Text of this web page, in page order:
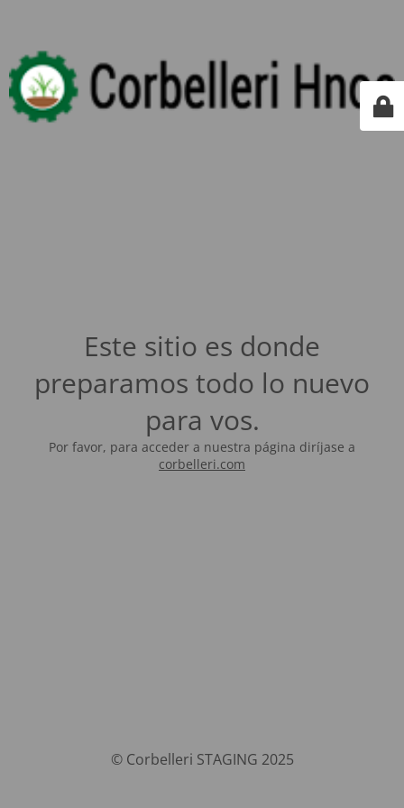
Este sitio es donde
preparamos todo lo nuevo
para vos.
Por favor, para acceder a nuestra página diríjase a
corbelleri.com
© Corbelleri STAGING 2025